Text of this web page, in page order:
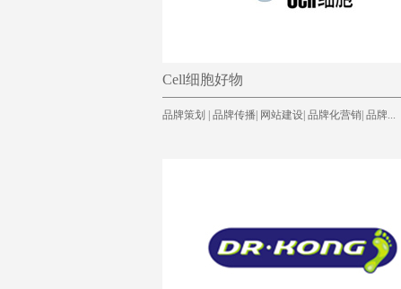
Cell细胞好物
品牌策划 | 品牌传播| 网站建设| 品牌化营销| 品牌...